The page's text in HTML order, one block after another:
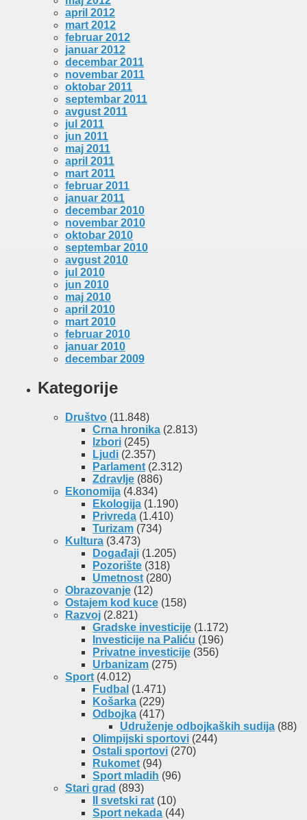
april 2012
mart 2012
februar 2012
januar 2012
decembar 2011
novembar 2011
oktobar 2011
septembar 2011
avgust 2011
jul 2011
jun 2011
maj 2011
april 2011
mart 2011
februar 2011
januar 2011
decembar 2010
novembar 2010
oktobar 2010
septembar 2010
avgust 2010
jul 2010
jun 2010
maj 2010
april 2010
mart 2010
februar 2010
januar 2010
decembar 2009
Kategorije
Društvo (11.848)
Crna hronika (2.813)
Izbori (245)
Ljudi (2.357)
Parlament (2.312)
Zdravlje (886)
Ekonomija (4.834)
Ekologija (1.190)
Privreda (1.410)
Turizam (734)
Kultura (3.473)
Događaji (1.205)
Pozorište (318)
Umetnost (280)
Obrazovanje (12)
Ostajem kod kuce (158)
Razvoj (2.821)
Gradske investicije (1.172)
Investicije na Paliću (196)
Privatne investicije (356)
Urbanizam (275)
Sport (4.012)
Fudbal (1.471)
Košarka (229)
Odbojka (417)
Udruženje odbojkaških sudija (88)
Olimpijski sportovi (244)
Ostali sportovi (270)
Rukomet (94)
Sport mladih (96)
Stari grad (893)
II svetski rat (10)
Sport nekada (44)